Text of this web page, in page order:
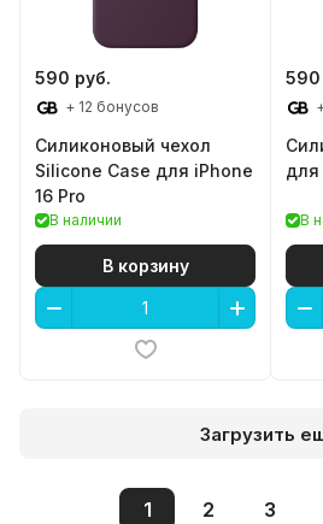
590 руб.
+ 12 бонусов
Силиконовый чехол
Silicone Case для iPhone
16 Pro
В наличии
В корзину
590
для
В
Загрузить
1 2 3